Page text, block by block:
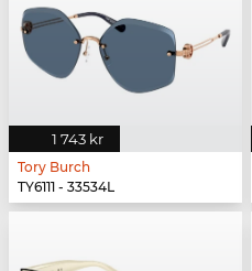
1 743 kr
Tory Burch
TY6111 - 33534L